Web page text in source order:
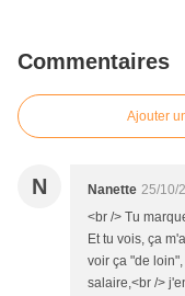
Commentaires
Ajouter
N Nanette 25/10/
<br /> Tu
Et tu vois, ça
voir ça "de
salaire,<br />